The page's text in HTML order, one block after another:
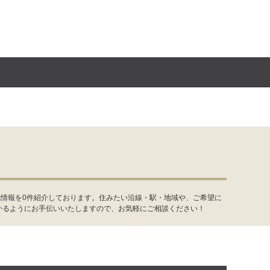
報を0件紹介しております。住みたい沿線・駅・地域や、ご希望に
ようにお手伝いいたしますので、お気軽にご相談ください！